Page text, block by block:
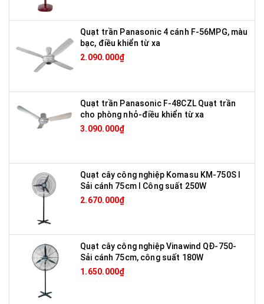
Quạt trần Panasonic 4 cánh F-56MPG, màu
bạc, điều khiển từ xa
2.090.000₫
Quạt trần Panasonic F-48CZL Quạt trần
cho phòng nhỏ-điều khiển từ xa
3.090.000₫
Quạt cây công nghiệp Komasu KM-750S I
Sải cánh 75cm I Công suất 250W
2.670.000₫
Quạt cây công nghiệp Vinawind QĐ-750-
Sải cánh 75cm, công suất 180W
1.650.000₫